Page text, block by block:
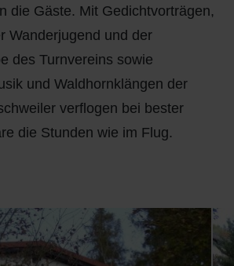
die Gäste. Mit Gedichtvorträgen,
Wanderjugend und der
des Turnvereins sowie
und Waldhornklängen der
verflogen bei bester
die Stunden wie im Flug.